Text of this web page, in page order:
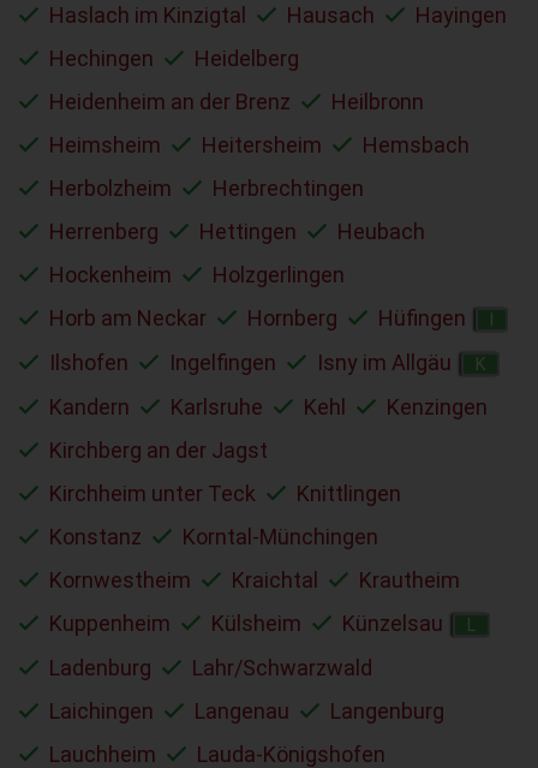
Haslach im Kinzigtal
Hausach
Hayingen
Hechingen
Heidelberg
Heidenheim an der Brenz
Heilbronn
Heimsheim
Heitersheim
Hemsbach
Herbolzheim
Herbrechtingen
Herrenberg
Hettingen
Heubach
Hockenheim
Holzgerlingen
Horb am Neckar
Hornberg Hüfingen
Ilshofen Ingelfingen Isny im Allgäu K
Kandern Karlsruhe Kehl
Kenzingen
Kirchberg an der Jagst
Kirchheim unter Teck
Knittlingen
Konstanz
Korntal-Münchingen
Kornwestheim
Kraichtal
Krautheim
Kuppenheim
Külsheim Künzelsau
Ladenburg
Lahr/Schwarzwald
Laichingen
Langenau
Langenburg
Lauchheim
Lauda-Königshofen